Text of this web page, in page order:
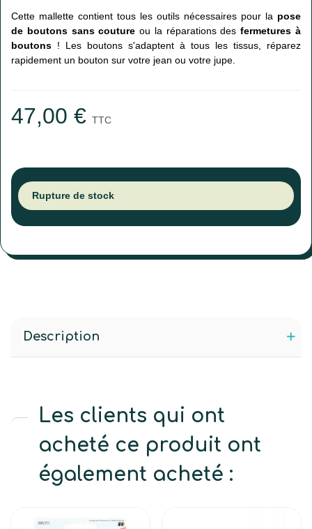
Cette mallette contient tous les outils nécessaires pour la pose
de boutons sans couture ou la réparations desfermetures à
boutons ! Les boutons s'adaptent à tous les tissus, réparez
rapidement un bouton sur votre jean ou votre jupe.
47,00 € TTC
Rupture de stock
Description
Les clients qui ont
acheté ce produit ont
également acheté :